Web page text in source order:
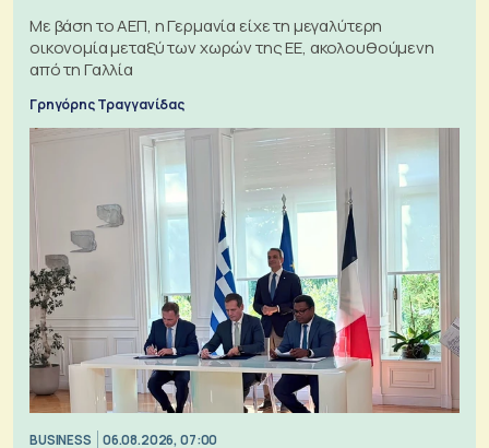
Με βάση το ΑΕΠ, η Γερμανία είχε τη μεγαλύτερη
οικονομία μεταξύ των χωρών της ΕΕ, ακολουθούμενη
από τη Γαλλία
Γρηγόρης Τραγγανίδας
BUSINESS 06.08.2026, 07:00